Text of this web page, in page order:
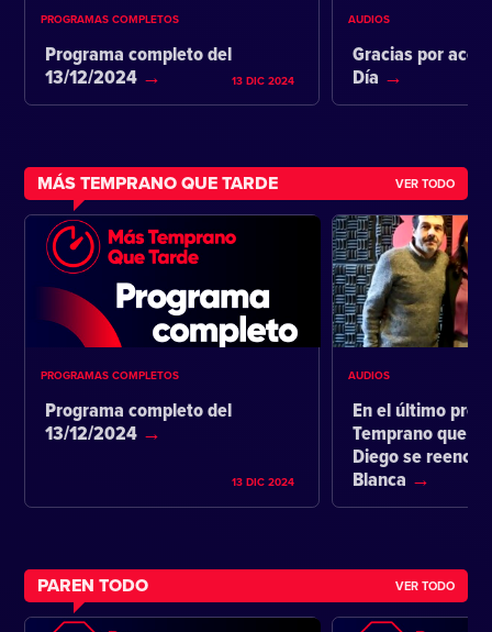
PROGRAMAS COMPLETOS
Programa completo del
13/12/2024
13 DIC 2024
AUDIOS
Gracias por
Día
MÁS TEMPRANO QUE TARDE VER TODO
PROGRAMAS COMPLETOS
Programa completo del
13/12/2024
13 DIC 2024
AUDIOS
En el último
Temprano que
Diego se
Blanca
PAREN TODO VER TODO